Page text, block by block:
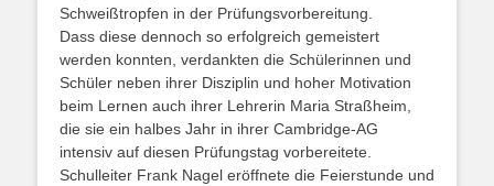
Schweißtropfen in der Prüfungsvorbereitung.
Dass diese dennoch so erfolgreich gemeistert
werden konnten, verdankten die Schülerinnen und
Schüler neben ihrer Disziplin und hoher Motivation
beim Lernen auch ihrer Lehrerin Maria Straßheim,
die sie ein halbes Jahr in ihrer Cambridge-AG
intensiv auf diesen Prüfungstag vorbereitete.
Schulleiter Frank Nagel eröffnete die Feierstunde und